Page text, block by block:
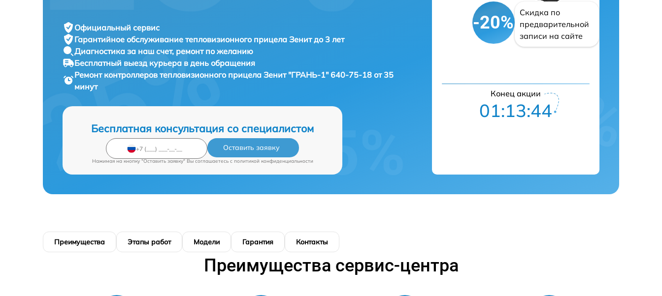
Официальный сервис
Гарантийное обслуживание тепловизионного прицела Зенит до 3 лет
Диагностика за наш счет, ремонт по желанию
Бесплатный выезд курьера в день обращения
Ремонт контроллеров тепловизионного прицела Зенит "ГРАНЬ-1" 640-75-18 от 35
минут
Бесплатная консультация со специалистом
Оставить заявку
Нажимая на кнопку "Оставить заявку" Вы соглашаетесь c политикой конфиденциальности
-20%
Скидка по
предварительной
записи на сайте
Конец акции
01:13:43
Преимущества Этапы работ Модели Гарантия Контакты
Преимущества сервис-центра